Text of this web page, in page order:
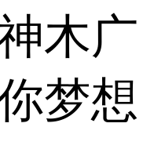
木广
梦想